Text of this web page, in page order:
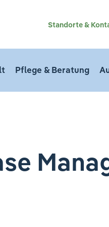
Standorte &
Pflege & Beratung